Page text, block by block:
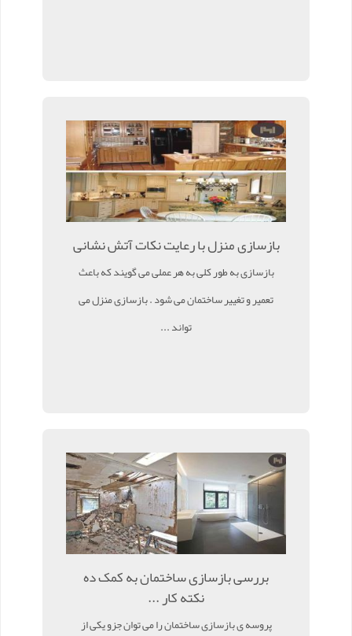
بازسازی منزل با رعایت نکات آتش نشانی
بازسازی به طور کلی به هر عملی می گویند که باعث
تعمیر و تغییر ساختمان می شود . بازسازی منزل می
تواند ...
بررسی بازسازی ساختمان به کمک ده
نکته کار ...
پروسه ی بازسازی ساختمان را می توان جزو یکی از